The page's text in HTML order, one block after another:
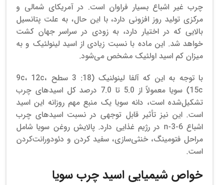
چرب غیر اشباع بسیار فراوان است. در آمریکای شمالی و
مرکزی تولید روز افزونی دارد، با این حال، به علت پتانسیل
بالایی که در اختیار دارد، به زودی در سراسر جهان کشت
خواهد شد. این ماده با نسبت زیادی از اسید لینولئیک و به
میزان کم اسید اولئیک مشخص می‌شود.
با توجه به این که آلفا لینولنیک (18: 3 سطح 9c، 12c،
15c) سویا معمولاً از 5.0 تا 7.0 درصد کل اسیدهای چرب
تشکیل‌شده است، دانه سویا یک منبع مهم روزانه این اسید
است. این نیز تأثیر قابل توجهی در نسبت اسیدهای چرب
اشباع 6-n-3 در رژیم غذایی دارد. پالایش روغن سویا شامل
مراحل فتومینگ، خنثی‌سازی، سفید کردن و دئودورانت‌کردن
است.
خواص شیمیایی اسید چرب سویا